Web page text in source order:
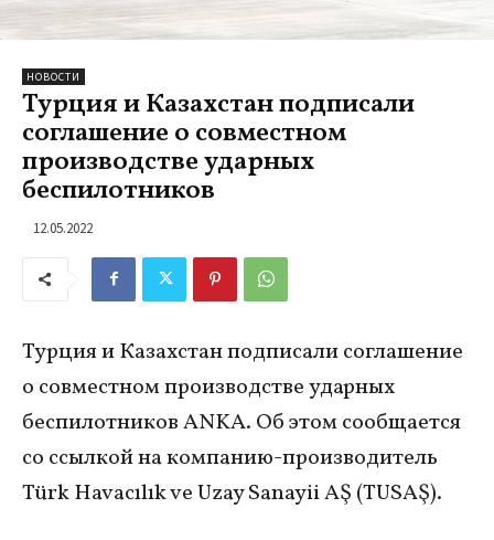
НОВОСТИ
Турция и Казахстан подписали
соглашение о совместном
производстве ударных
беспилотников
12.05.2022
Турция и Казахстан подписали соглашение
о совместном производстве ударных
беспилотников ANKA. Об этом сообщается
со ссылкой на компанию-производитель
Türk Havacılık ve Uzay Sanayii AŞ (TUSAŞ).